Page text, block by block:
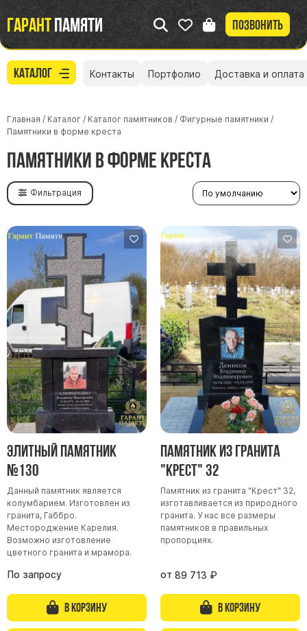
Гарантпамяти Позвонить
Каталог
Участникам СВО
Памятники из гранита
Памятники из мрамора
Элитные памятники
Резные памятники
Мемориальные комплексы
Памятники с полноформатным фото
Склеп
Cкульптуры ангел
Детские памятники
Памятники Мусульманские
Памятники Армянские
Европейские памятники
Памятники "Клипарт"
Семейные памятники ( памятники на двоих )
Памятники в форме креста
Контакты Портфолио Доставка и оплата
Главная / Каталог / Каталог памятников / Фигурные памятники /
Памятники в форме креста
Памятники в форме креста
Фильтрация
Элитный памятник
№130
Данный памятник является
колумбарием. Изготовлен из
гранита, Габбро.
Местороджение Карелия.
Возможно изготовление
цветного гранита и мрамора.
По запросу
В корзину
Памятник из гранита
"Крест" 32
Памятник из гранита "Крест" 32,
изготавливается из природного
гранита. У нас все размеры
памятников в правильных
пропорциях.
от 89 713 ₽
В корзину